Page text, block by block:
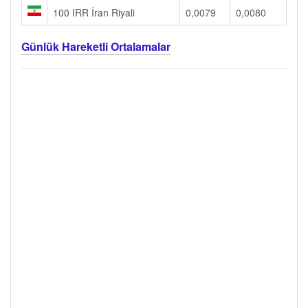
100 IRR İran Riyali
0,0079 0,0080
Günlük Hareketli Ortalamalar